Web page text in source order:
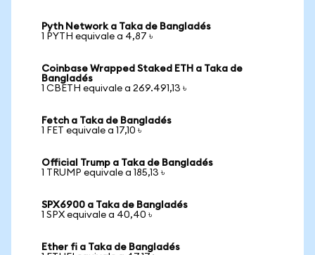
Pyth Network a Taka de Bangladés
1 PYTH equivale a 4,87 ৳
Coinbase Wrapped Staked ETH a Taka de
Bangladés
1 CBETH equivale a 269.491,13 ৳
Fetch a Taka de Bangladés
1 FET equivale a 17,10 ৳
Official Trump a Taka de Bangladés
1 TRUMP equivale a 185,13 ৳
SPX6900 a Taka de Bangladés
1 SPX equivale a 40,40 ৳
Ether fi a Taka de Bangladés